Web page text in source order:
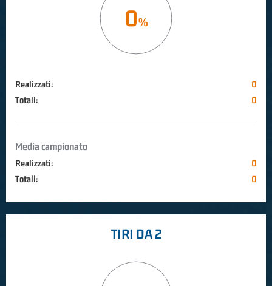
0
Realizzati:
0
Totali:
0
Media campionato
Realizzati:
0
Totali:
0
TIRI DA 2